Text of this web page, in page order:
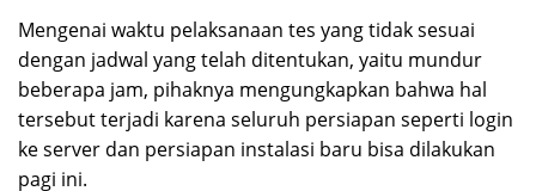
Mengenai waktu pelaksanaan tes yang tidak sesuai
dengan jadwal yang telah ditentukan, yaitu mundur
beberapa jam, pihaknya mengungkapkan bahwa hal
tersebut terjadi karena seluruh persiapan seperti login
ke server dan persiapan instalasi baru bisa dilakukan
pagi ini.